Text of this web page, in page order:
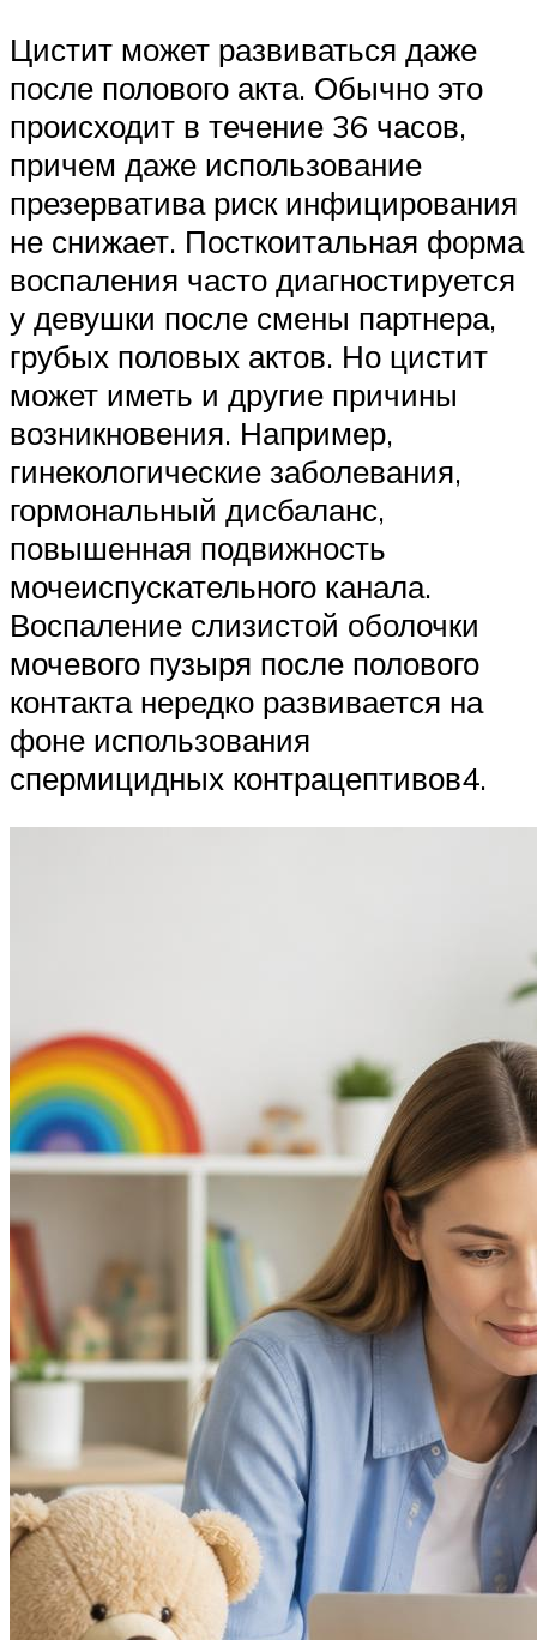
Цистит может развиваться даже
после полового акта. Обычно это
происходит в течение 36 часов,
причем даже использование
презерватива риск инфицирования
не снижает. Посткоитальная форма
воспаления часто диагностируется
у девушки после смены партнера,
грубых половых актов. Но цистит
может иметь и другие причины
возникновения. Например,
гинекологические заболевания,
гормональный дисбаланс,
повышенная подвижность
мочеиспускательного канала.
Воспаление слизистой оболочки
мочевого пузыря после полового
контакта нередко развивается на
фоне использования
спермицидных контрацептивов4.